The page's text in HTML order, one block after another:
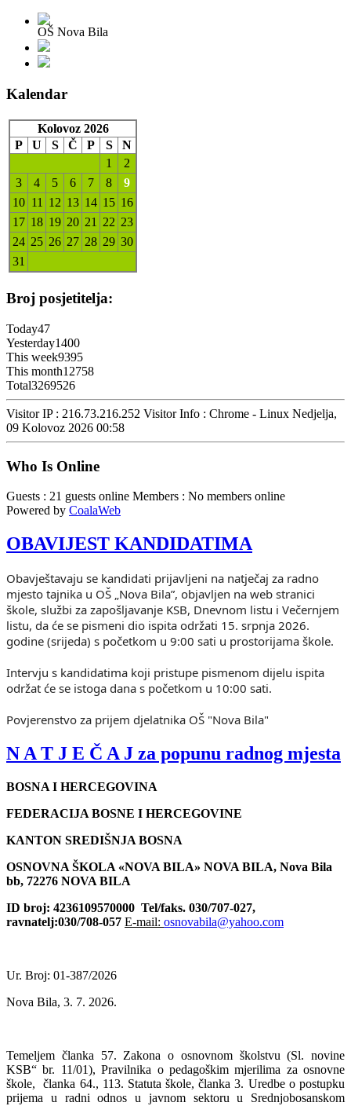
OŠ Nova Bila
Kalendar
Kolovoz 2026
P
U S Č P S
N
1
2
3
4 5 6 7 8
9
10 11 12 13 14 15 16
17 18 19 20 21 22 23
24 25 26 27 28 29 30
31
Broj posjetitelja:
Today47
Yesterday1400
This week9395
This month12758
Total3269526
Visitor IP : 216.73.216.252 Visitor Info : Chrome - Linux Nedjelja,
09 Kolovoz 2026 00:58
Who Is Online
Guests : 21 guests online Members : No members online
Powered by CoalaWeb
OBAVIJEST KANDIDATIMA
Obavještavaju se kandidati prijavljeni na natječaj za radno
mjesto tajnika u OŠ „Nova Bila”, objavljen na web stranici
škole, službi za zapošljavanje KSB, Dnevnom listu i Večernjem
listu, da će se pismeni dio ispita održati 15. srpnja 2026.
godine (srijeda) s početkom u 9:00 sati u prostorijama škole.
Intervju s kandidatima koji pristupe pismenom dijelu ispita
održat će se istoga dana s početkom u 10:00 sati.
Povjerenstvo za prijem djelatnika OŠ "Nova Bila"
N A T J E Č A J za popunu radnog mjesta
BOSNA I HERCEGOVINA
FEDERACIJA BOSNE I HERCEGOVINE
KANTON SREDIŠNJA BOSNA
OSNOVNA ŠKOLA «NOVA BILA» NOVA BILA, Nova Bila
bb, 72276 NOVA BILA
ID broj: 4236109570000 Tel/faks. 030/707-027,
ravnatelj:030/708-057 E-mail: osnovabila@yahoo.com
Ur. Broj: 01-387/2026
Nova Bila, 3. 7. 2026.
Temeljem članka 57. Zakona o osnovnom školstvu (Sl. novine
KSB“ br. 11/01), Pravilnika o pedagoškim mjerilima za osnovne
škole,
članka 64., 113. Statuta škole, članka 3. Uredbe o postupku
prijema u radni odnos u javnom sektoru u Srednjobosanskom